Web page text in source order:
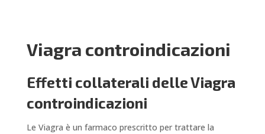
Viagra controindicazioni
Effetti collaterali delle Viagra
controindicazioni
Le Viagra è un farmaco prescritto per trattare la